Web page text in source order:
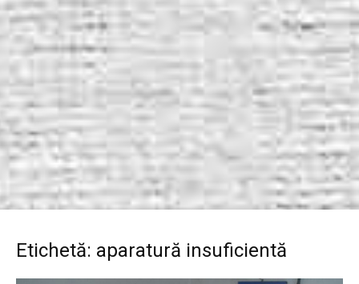
Etichetă: aparatură insuficientă